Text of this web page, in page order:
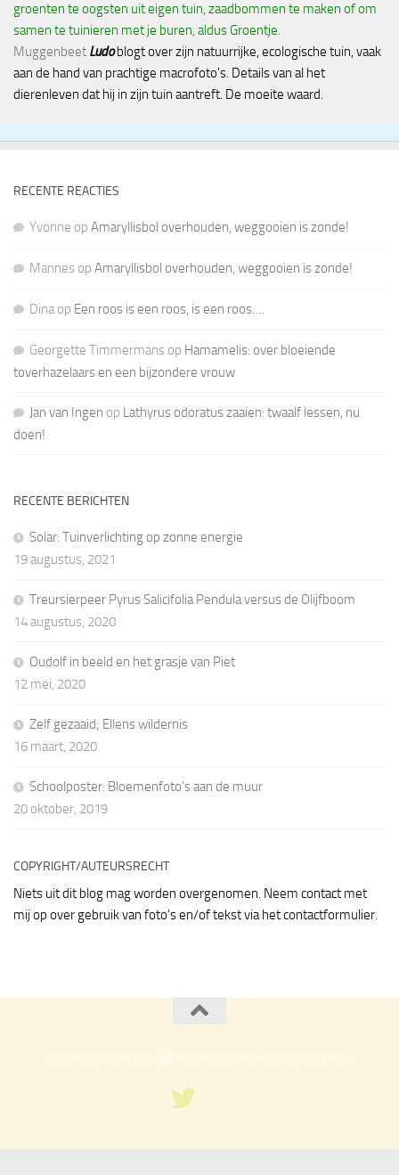
groenten te oogsten uit eigen tuin, zaadbommen te maken of om
samen te tuinieren met je buren, aldus Groentje.
Muggenbeet Ludoblogt over zijn natuurrijke, ecologische tuin, vaak
aan de hand van prachtige macrofoto's. Details van al het
dierenleven dat hij in zijn tuin aantreft. De moeite waard.
RECENTE REACTIES
Yvonne op Amaryllisbol overhouden, weggooien is zonde!
Mannes op Amaryllisbol overhouden, weggooien is zonde!
Dinaop Een roos is een roos, is een roos….
Georgette Timmermans op Hamamelis: over bloeiende
toverhazelaars en een bijzondere vrouw
Jan van Ingen op Lathyrus odoratus zaaien: twaalf lessen, nu
doen!
RECENTE BERICHTEN
Solar: Tuinverlichting op zonne energie
19 augustus, 2021
Treursierpeer Pyrus Salicifolia Pendula versus de Olijfboom
14 augustus, 2020
Oudolf in beeld en het grasje van Piet
12 mei, 2020
Zelf gezaaid; Ellens wildernis
16 maart, 2020
Schoolposter: Bloemenfoto’s aan de muur
20 oktober, 2019
COPYRIGHT/AUTEURSRECHT
Niets uit dit blog mag worden overgenomen. Neem contact met
mij op over gebruik van foto's en/of tekst via het contactformulier.